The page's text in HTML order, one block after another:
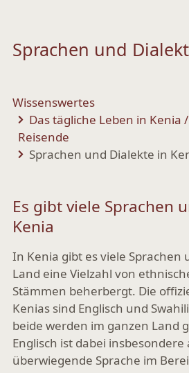
Sprachen und
Wissenswertes
Das tägliche Leben in Kenia
Reisende
Sprachen und Dialekte in
Es gibt viele Sprachen
Kenia
In Kenia gibt es viele Sprachen
Land eine Vielzahl von
Stämmen beherbergt. Die
Kenias sind Englisch und
beide werden im ganzen Land
Englisch ist dabei insbesondere
überwiegende Sprache im